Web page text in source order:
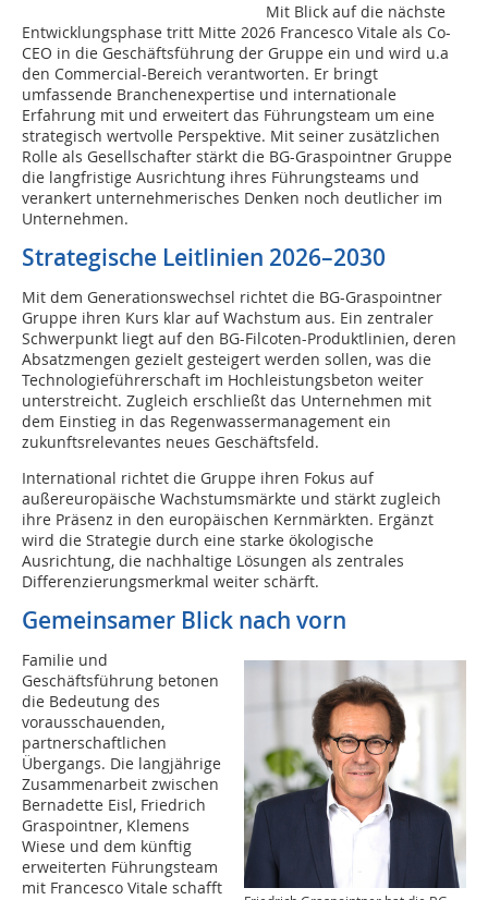
Mit Blick auf die nächste
Entwicklungsphase tritt Mitte 2026 Francesco Vitale als Co-
CEO in die Geschäftsführung der Gruppe ein und wird u.a
den Commercial-Bereich verantworten. Er bringt
umfassende Branchenexpertise und internationale
Erfahrung mit und erweitert das Führungsteam um eine
strategisch wertvolle Perspektive. Mit seiner zusätzlichen
Rolle als Gesellschafter stärkt die BG-Graspointner Gruppe
die langfristige Ausrichtung ihres Führungsteams und
verankert unternehmerisches Denken noch deutlicher im
Unternehmen.
Strategische Leitlinien 2026–2030
Mit dem Generationswechsel richtet die BG-Graspointner
Gruppe ihren Kurs klar auf Wachstum aus. Ein zentraler
Schwerpunkt liegt auf den BG-Filcoten-Produktlinien, deren
Absatzmengen gezielt gesteigert werden sollen, was die
Technologieführerschaft im Hochleistungsbeton weiter
unterstreicht. Zugleich erschließt das Unternehmen mit
dem Einstieg in das Regenwassermanagement ein
zukunftsrelevantes neues Geschäftsfeld.
International richtet die Gruppe ihren Fokus auf
außereuropäische Wachstumsmärkte und stärkt zugleich
ihre Präsenz in den europäischen Kernmärkten. Ergänzt
wird die Strategie durch eine starke ökologische
Ausrichtung, die nachhaltige Lösungen als zentrales
Differenzierungsmerkmal weiter schärft.
Gemeinsamer Blick nach vorn
Familie und
Geschäftsführung betonen
die Bedeutung des
vorausschauenden,
partnerschaftlichen
Übergangs. Die langjährige
Zusammenarbeit zwischen
Bernadette Eisl, Friedrich
Graspointner, Klemens
Wiese und dem künftig
erweiterten Führungsteam
mit Francesco Vitale schafft